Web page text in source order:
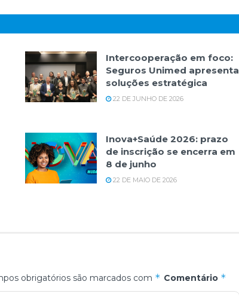
Intercooperação em foco:
Seguros Unimed apresenta
soluções estratégica
22 DE JUNHO DE 2026
Inova+Saúde 2026: prazo
de inscrição se encerra em
8 de junho
22 DE MAIO DE 2026
obrigatórios são marcados com * Comentário *